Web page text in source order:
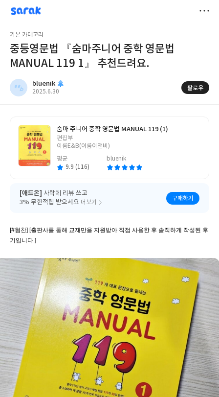
sarak
bluenik
기본 카테고리
중등영문법 『숨마주니어 중학 영문법
MANUAL 119 1』 추천드려요.
bluenik
작
2025.6.30
팔로우
숨마 주니어 중학 영문법 MANUAL 119 (1)
글
쓴
편집부
이룸E&B(이룸이앤비)
평균
9.9 (116)
bluenik
[애드온] 사락에 리뷰 쓰고
3% 무한적립 받으세요 더보기
구매하기
[#협찬] [출판사를 통해 교재만을 지원받아 직접 사용한 후 솔직하게 작성된 후
기입니다.]